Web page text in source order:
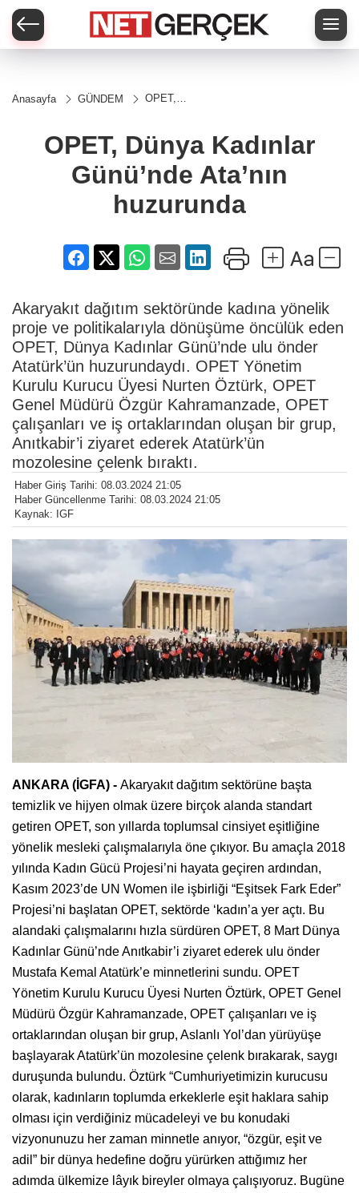
Anasayfa GÜNDEM
OPET,
Ata’nın
huzurunda
OPET, Dünya Kadınlar
Günü’nde Ata’nın
huzurunda
Akaryakıt dağıtım sektöründe kadına yönelik
proje ve politikalarıyla dönüşüme öncülük eden
OPET, Dünya Kadınlar Günü’nde ulu önder
Atatürk’ün huzurundaydı. OPET Yönetim
Kurulu Kurucu Üyesi Nurten Öztürk, OPET
Genel Müdürü Özgür Kahramanzade, OPET
çalışanları ve iş ortaklarından oluşan bir grup,
Anıtkabir’i ziyaret ederek Atatürk’ün
mozolesine çelenk bıraktı.
Haber Giriş Tarihi: 08.03.2024 21:05
Haber Güncellenme Tarihi: 08.03.2024 21:05
Kaynak: IGF
ANKARA (İGFA) - Akaryakıt dağıtım sektörüne başta
temizlik ve hijyen olmak üzere birçok alanda standart
getiren OPET, son yıllarda toplumsal cinsiyet eşitliğine
yönelik mesleki çalışmalarıyla öne çıkıyor. Bu amaçla 2018
yılında Kadın Gücü Projesi’ni hayata geçiren ardından,
Kasım 2023’de UN Women ile işbirliği “Eşitsek Fark Eder”
Projesi’ni başlatan OPET, sektörde ‘kadın’a yer açtı. Bu
alandaki çalışmalarını hızla sürdüren OPET, 8 Mart Dünya
Kadınlar Günü’nde Anıtkabir’i ziyaret ederek ulu önder
Mustafa Kemal Atatürk’e minnetlerini sundu. OPET
Yönetim Kurulu Kurucu Üyesi Nurten Öztürk, OPET Genel
Müdürü Özgür Kahramanzade, OPET çalışanları ve iş
ortaklarından oluşan bir grup, Aslanlı Yol’dan yürüyüşe
başlayarak Atatürk’ün mozolesine çelenk bırakarak, saygı
duruşunda bulundu. Öztürk “Cumhuriyetimizin kurucusu
olarak, kadınların toplumda erkeklerle eşit haklara sahip
olması için verdiğiniz mücadeleyi ve bu konudaki
vizyonunuzu her zaman minnetle anıyor, “özgür, eşit ve
adil” bir dünya hedefine doğru yürürken attığımız her
adımda ülkemize lâyık bireyler olmaya çalışıyoruz. Bugüne